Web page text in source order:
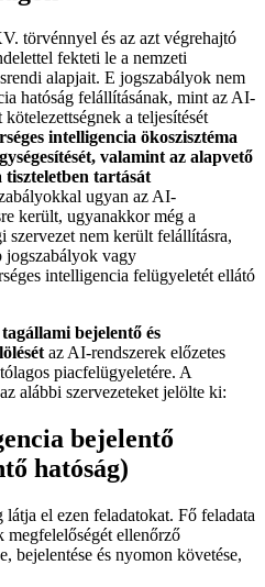
törvénnyel és az azt végrehajtó
fekteti le a nemzeti
alapjait. E jogszabályok nem
hatóság felállításának, mint az AI-
a teljesítését
intelligencia ökoszisztéma
valamint az alapvető
tiszteletben tartását
ugyan az AI-
került, ugyanakkor még a
szervezet nem került felállításra,
jogszabályok vagy
intelligencia felügyeletét ellátó
bejelentő és
az AI-rendszerek előzetes
piacfelügyeletére. A
alábbi szervezeteket jelölte ki:
bejelentő
hatóság)
el ezen feladatokat. Fő feladata
megfelelőségét ellenőrző
bejelentése és nyomon követése,